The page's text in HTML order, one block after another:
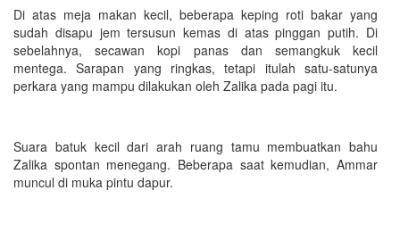
Di atas meja makan kecil, beberapa keping roti bakar yang
sudah disapu jem tersusun kemas di atas pinggan putih. Di
sebelahnya, secawan kopi panas dan semangkuk kecil
mentega. Sarapan yang ringkas, tetapi itulah satu-satunya
perkara yang mampu dilakukan oleh Zalika pada pagi itu.
Suara batuk kecil dari arah ruang tamu membuatkan bahu
Zalika spontan menegang. Beberapa saat kemudian, Ammar
muncul di muka pintu dapur.